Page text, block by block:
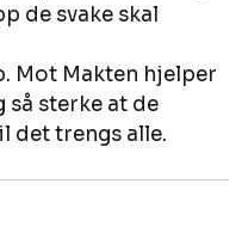
de svake skal
Mot Makten hjelper
så sterke at de
det trengs alle.